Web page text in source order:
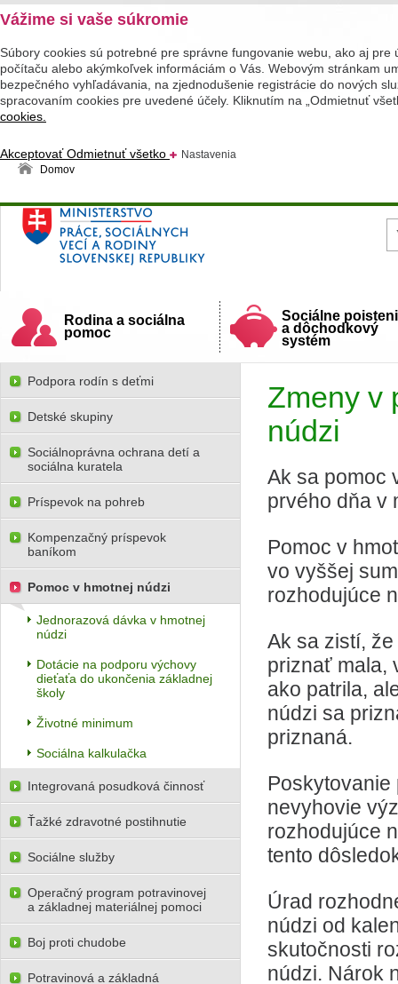
Vážime si vaše súkromie
Súbory cookies sú potrebné pre správne fungovanie webu, ako aj
počítaču alebo akýmkoľvek informáciám o Vás. Webovým stránkam
bezpečného vyhľadávania, na zjednodušenie registrácie do nových
spracovaním cookies pre uvedené účely. Kliknutím na „Odmietnuť
cookies.
AkceptovaťOdmietnuť všetko
Nastavenia
Domov
Ministerstvo práce, sociálnych vecí a rodiny
Slovenskej republiky
Rodina a sociálna
pomoc
Sociálne
a dôchodkový
systém
Zmeny v
núdzi
Ak sa pomoc
prvého dňa v
Pomoc v
vo vyššej
rozhodujúce
Ak sa zistí,
priznať mala,
ako patrila,
núdzi sa
priznaná.
nevyhovie
rozhodujúce
tento
Úrad
núdzi od
skutočnosti
núdzi. Nárok
Podpora rodín s deťmi
Detské skupiny
Sociálnoprávna ochrana detí a
sociálna kuratela
Príspevok na pohreb
Kompenzačný príspevok
baníkom
Pomoc v hmotnej núdzi
Jednorazová dávka v hmotnej
núdzi
Dotácie na podporu výchovy
dieťaťa do ukončenia základnej
školy
Životné minimum
Sociálna kalkulačka
Integrovaná posudková činnosť
Ťažké zdravotné postihnutie
Sociálne služby
Operačný program potravinovej
a základnej materiálnej pomoci
Boj proti chudobe
Potravinová a základná